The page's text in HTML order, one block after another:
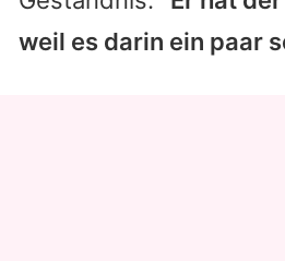
weil es darin ein paar